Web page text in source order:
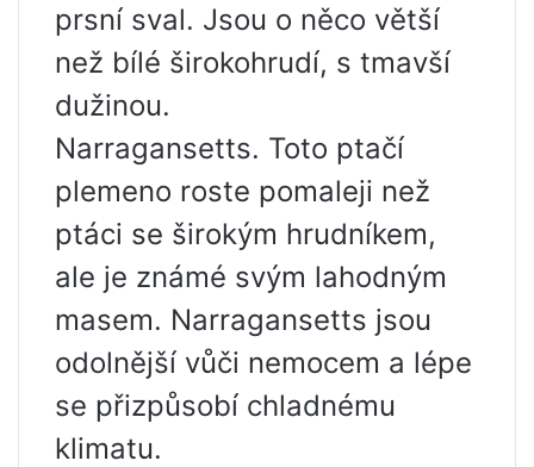
prsní sval. Jsou o něco větší
než bílé širokohrudí, s tmavší
dužinou.
Narragansetts. Toto ptačí
plemeno roste pomaleji než
ptáci se širokým hrudníkem,
ale je známé svým lahodným
masem. Narragansetts jsou
odolnější vůči nemocem a lépe
se přizpůsobí chladnému
klimatu.